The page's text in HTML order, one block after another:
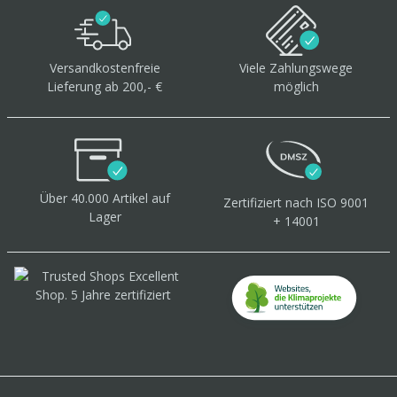
Versandkostenfreie
Lieferung ab 200,- €
Viele Zahlungswege
möglich
Über 40.000 Artikel auf
Lager
Zertifiziert nach ISO 9001
+ 14001